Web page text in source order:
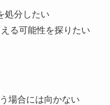
処分したい
る可能性を探りたい
場合には向かない